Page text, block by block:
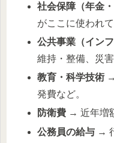
社会保障（年金
がここに使われて
公共事業（イン
維持・整備、災害
教育・科学技術
発費など。
防衛費 → 近年増
公務員の給与 →